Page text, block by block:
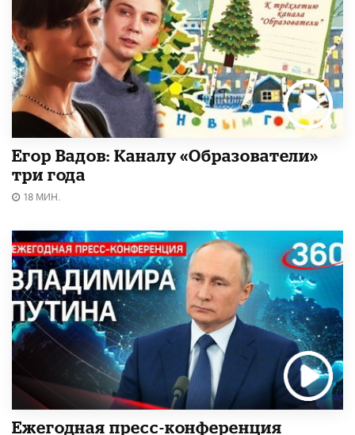
Егор Вадов: Каналу «Образователи»
три года
18 МИН.
Ежегодная пресс-конференция